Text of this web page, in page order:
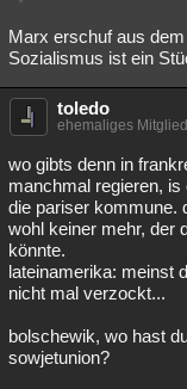
Marx erschuf aus
Sozialismus ist ein
toledo
ehemaliges Mitglied
wo gibts denn in
manchmal regieren,
die pariser kommune.
wohl keiner mehr, der
könnte.
lateinamerika: meinst
nicht mal verzockt...
bolschewik, wo hast
sowjetunion?